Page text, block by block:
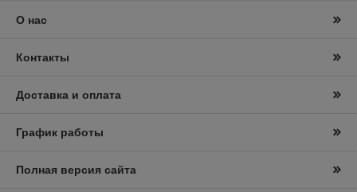
О нас
Контакты
Доставка и оплата
График работы
Полная версия сайта